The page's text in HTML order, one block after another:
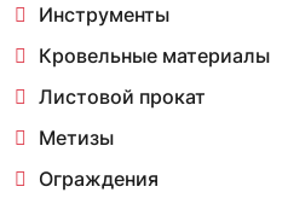
Инструменты
Кровельные материалы
Листовой прокат
Метизы
Ограждения